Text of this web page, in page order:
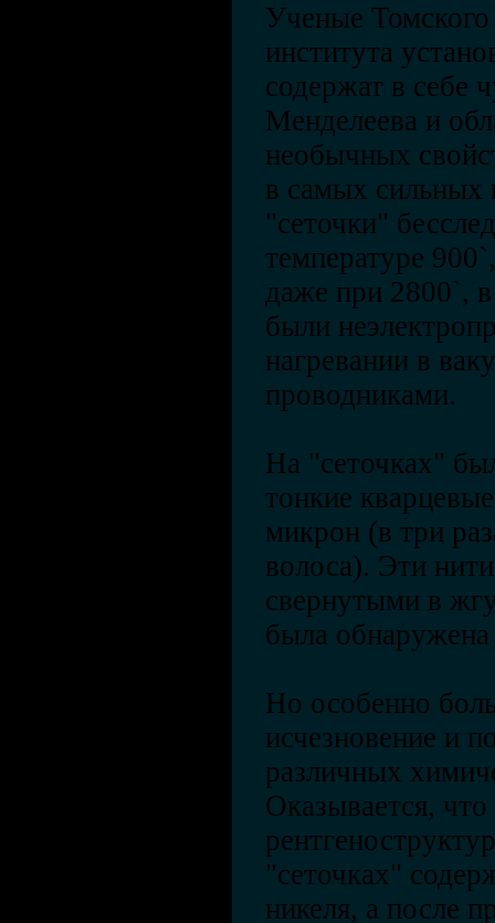
Ученые Томского
института
содержат в себе
Менделеева и
необычных
в самых сильных
"сеточки"
температуре
даже при 2800`,
были
нагревании в
проводниками.
На "сеточках"
тонкие
микрон (в три
волоса). Эти
свернутыми в
была
Но особенно
исчезновение и
различных
Оказывается, что
"сеточках"
никеля, а после